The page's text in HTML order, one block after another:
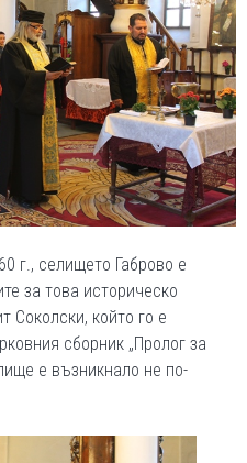
г., селището Габрово е
за това историческо
който го е
сборник „Пролог за
е възникнало не по-